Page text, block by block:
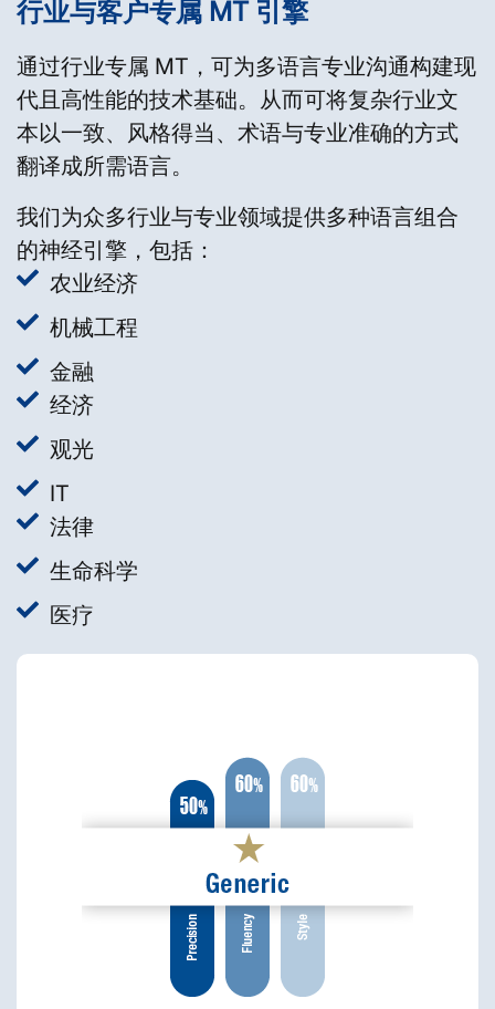
行业与客户专属 MT 引擎
通过行业专属 MT，可为多语言专业沟通构建现
代且高性能的技术基础。从而可将复杂行业文
本以一致、风格得当、术语与专业准确的方式
翻译成所需语言。
我们为众多行业与专业领域提供多种语言组合
的神经引擎，包括：
农业经济
机械工程
金融
经济
观光
IT
法律
生命科学
医疗